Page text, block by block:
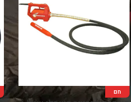
חם